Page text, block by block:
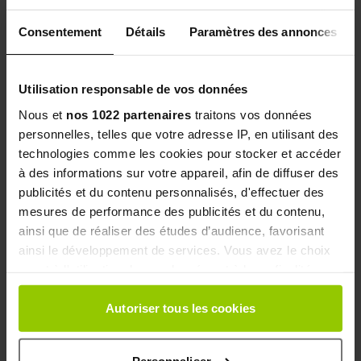
Consentement Détails Paramètres des annonces
Utilisation responsable de vos données
Nous et nos 1022 partenaires traitons vos données
personnelles, telles que votre adresse IP, en utilisant des
technologies comme les cookies pour stocker et accéder
à des informations sur votre appareil, afin de diffuser des
publicités et du contenu personnalisés, d'effectuer des
mesures de performance des publicités et du contenu,
ainsi que de réaliser des études d’audience, favorisant
ainsi le développement de services. Vous avez le choix
Vous pouvez modifier ou retirer votre consentement à
tout moment en consultant la Déclaration relative aux
cookies ou en cliquant sur l'icône de confidentialité.
Autoriser tous les cookies
QUI SOMMES NOUS ?
Les oligo-éléments sont utilisés depuis l'Antiquité pour
leurs vertus.
Depuis 1948, le Laboratoire des Granions, spécialiste
des oligo-éléments unitaires, met tout son savoir-faire à